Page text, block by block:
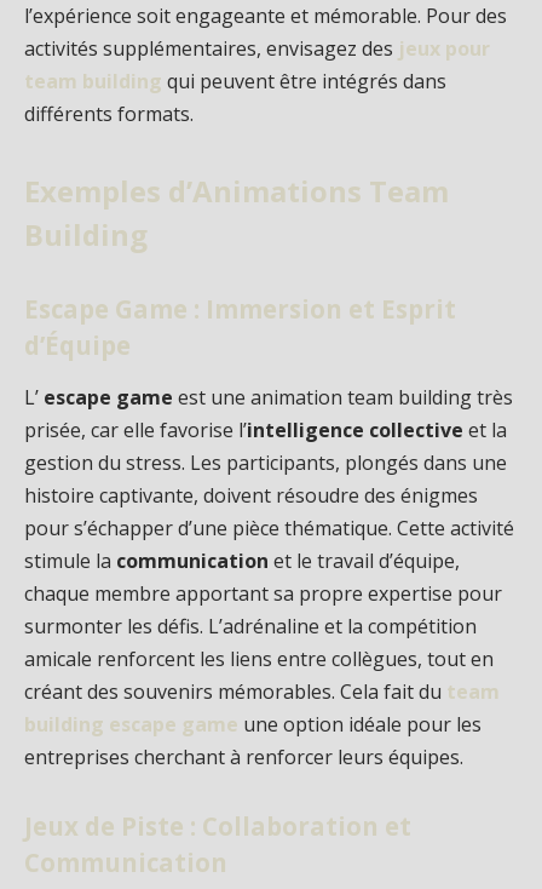
l’expérience soit engageante et mémorable. Pour des
activités supplémentaires, envisagez des jeux pour
team building qui peuvent être intégrés dans
différents formats.
Exemples d’Animations Team
Building
Escape Game : Immersion et Esprit
d’Équipe
L’ escape game est une animation team building très
prisée, car elle favorise l’intelligence collective et la
gestion du stress. Les participants, plongés dans une
histoire captivante, doivent résoudre des énigmes
pour s’échapper d’une pièce thématique. Cette activité
stimule la communication et le travail d’équipe,
chaque membre apportant sa propre expertise pour
surmonter les défis. L’adrénaline et la compétition
amicale renforcent les liens entre collègues, tout en
créant des souvenirs mémorables. Cela fait du team
building escape game une option idéale pour les
entreprises cherchant à renforcer leurs équipes.
Jeux de Piste : Collaboration et
Communication